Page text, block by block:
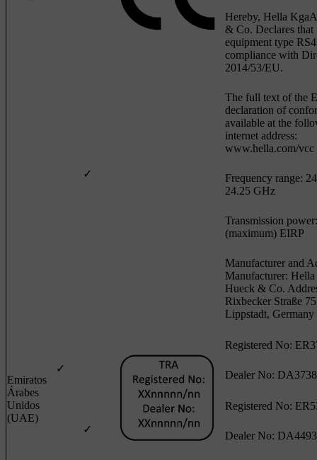
✓
Hereby, Hella
& Co. Declares that
equipment type
compliance with
2014/53/EU.
The full text of the
declaration of
available at the
internet address:
www.hella.com/vcc
Frequency range:
24.25 GHz
Transmission
(maximum) EIRP
Manufacturer and
Manufacturer:
Hueck & Co.
Rixbecker Straße
Lippstadt, Germany
Emiratos
Árabes
Unidos
(UAE)
✓
Registered No:
Dealer No:
✓
Registered No:
Dealer No: